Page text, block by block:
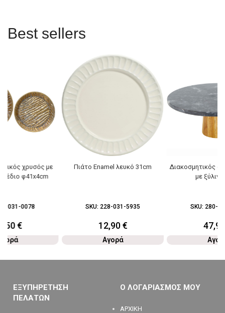
Best sellers
χρυσός με
φ41x4cm
031-0078
€
Πιάτο Enamel λευκό 31cm
SKU: 228-031-5935
12,90€
Αγορά
Διακοσμητικός
με
SKU: 280-
ΕΞΥΠΗΡΕΤΗΣΗ
ΠΕΛΑΤΩΝ
Ο ΛΟΓΑΡΙΑΣΜΟΣ ΜΟΥ
ΑΡΧΙΚΗ